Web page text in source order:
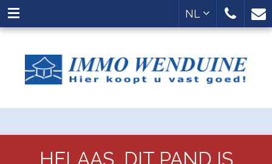
NL
HELAAS, DIT PAND IS